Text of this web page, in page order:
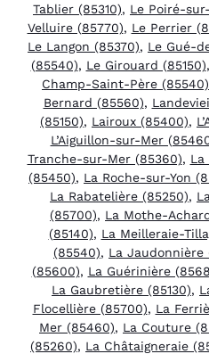
Tablier (85310), Le Poiré-
Velluire (85770), Le Perrier
Le Langon (85370), Le Gué-
(85540), Le Girouard (85150),
Champ-Saint-Père (85540)
Bernard (85560),
(85150), Lairoux (85400),
L’Aiguillon-sur-Mer
Tranche-sur-Mer (85360), La
(85450), La Roche-sur-Yon
La Rabatelière (85250),
(85700), La Mothe-
(85140), La Meilleraie-
(85540), La Jaudonnière
(85600), La Guérinière
La Gaubretière (85130),
Flocellière (85700), La
Mer (85460), La Couture
(85260), La Châtaigneraie